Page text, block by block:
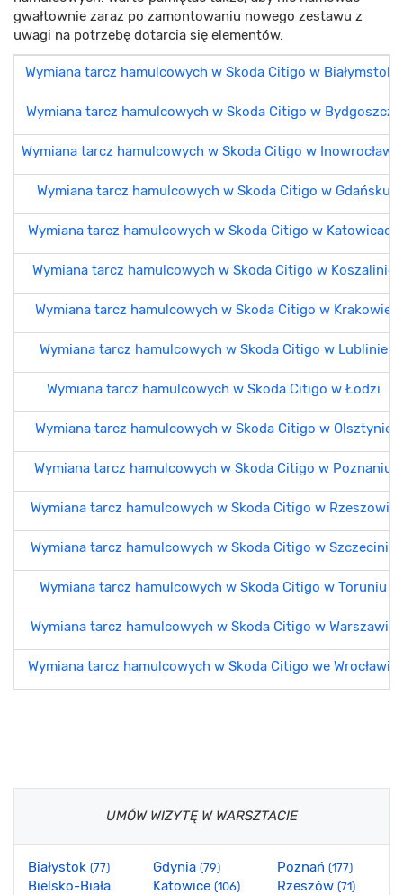
gwałtownie zaraz po zamontowaniu nowego zestawu z
uwagi na potrzebę dotarcia się elementów.
Wymiana tarcz hamulcowych w Skoda Citigo w Białymstoku
Wymiana tarcz hamulcowych w Skoda Citigo w Bydgoszczy
Wymiana tarcz hamulcowych w Skoda Citigo w
Wymiana tarcz hamulcowych w Skoda Citigo w Gdańsku
Wymiana tarcz hamulcowych w Skoda Citigo w Katowicach
Wymiana tarcz hamulcowych w Skoda Citigo w Koszalinie
Wymiana tarcz hamulcowych w Skoda Citigo w Krakowie
Wymiana tarcz hamulcowych w Skoda Citigo w Lublinie
Wymiana tarcz hamulcowych w Skoda Citigo w Łodzi
Wymiana tarcz hamulcowych w Skoda Citigo w Olsztynie
Wymiana tarcz hamulcowych w Skoda Citigo w Poznaniu
Wymiana tarcz hamulcowych w Skoda Citigo w Rzeszowie
Wymiana tarcz hamulcowych w Skoda Citigo w Szczecinie
Wymiana tarcz hamulcowych w Skoda Citigo w Toruniu
Wymiana tarcz hamulcowych w Skoda Citigo w Warszawie
Wymiana tarcz hamulcowych w Skoda Citigo we Wrocławiu
UMÓW WIZYTĘ W WARSZTACIE
Białystok (77)
Bielsko-Biała
Gdynia (79)
Katowice (106)
Poznań(177)
Rzeszów(71)